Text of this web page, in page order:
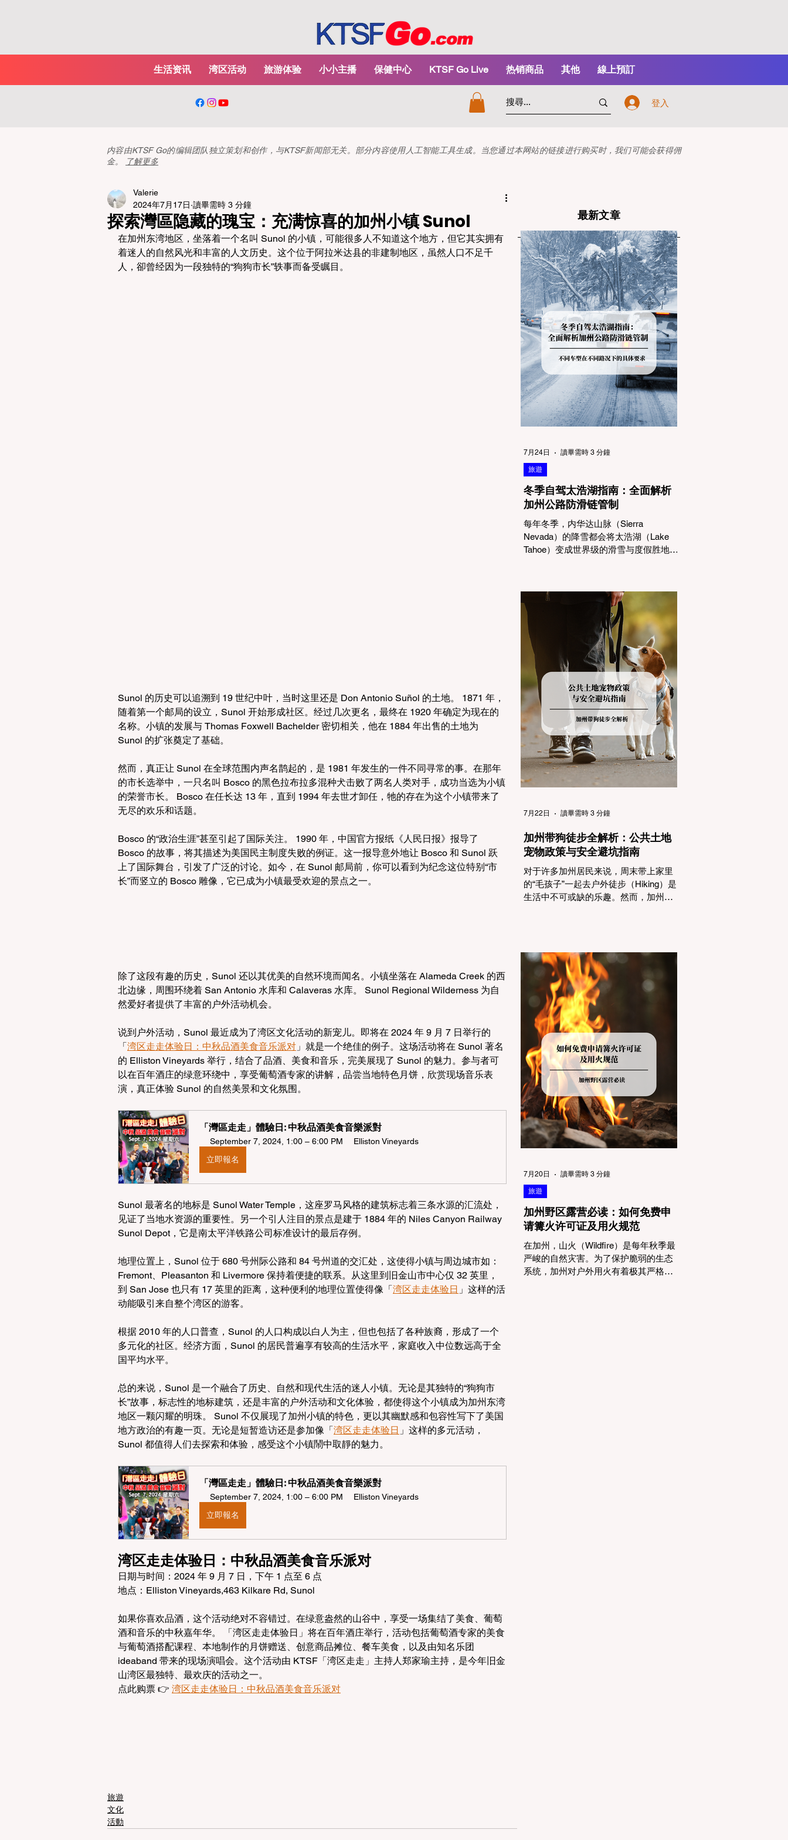
生活资讯 湾区活动 旅游体验 小小主播 保健中心 KTSF Go Live 热销商品 其他 線上預訂
登入
内容由KTSF Go的编辑团队独立策划和创作，与KTSF新闻部无关。部分内容使用人工智能工具生成。当您通过本网站的链接进行购买时，我们可能会获得佣
金。
了解更多
探索灣區隐藏的瑰宝：充满惊喜的加州小镇 Sunol
Valerie
2024年7月17日 讀畢需時 3 分鐘
在加州东湾地区，坐落着一个名叫 Sunol 的小镇，可能很多人不知道这个地方，但它其实拥有
着迷人的自然风光和丰富的人文历史。这个位于阿拉米达县的非建制地区，虽然人口不足千
人，卻曾经因为一段独特的“狗狗市长”轶事而备受瞩目。
Sunol 的历史可以追溯到 19 世纪中叶，当时这里还是 Don Antonio Suñol 的土地。 1871 年，
随着第一个邮局的设立，Sunol 开始形成社区。经过几次更名，最终在 1920 年确定为现在的
名称。小镇的发展与 Thomas Foxwell Bachelder 密切相关，他在 1884 年出售的土地为
Sunol 的扩张奠定了基础。
然而，真正让 Sunol 在全球范围内声名鹊起的，是 1981 年发生的一件不同寻常的事。在那年
的市长选举中，一只名叫 Bosco 的黑色拉布拉多混种犬击败了两名人类对手，成功当选为小镇
的荣誉市长。 Bosco 在任长达 13 年，直到 1994 年去世才卸任，牠的存在为这个小镇带来了
无尽的欢乐和话题。
Bosco 的“政治生涯”甚至引起了国际关注。 1990 年，中国官方报纸《人民日报》报导了
Bosco 的故事，将其描述为美国民主制度失败的例证。这一报导意外地让 Bosco 和 Sunol 跃
上了国际舞台，引发了广泛的讨论。如今，在 Sunol 邮局前，你可以看到为纪念这位特别“市
长”而竖立的 Bosco 雕像，它已成为小镇最受欢迎的景点之一。
除了这段有趣的历史，Sunol 还以其优美的自然环境而闻名。小镇坐落在 Alameda Creek 的西
北边缘，周围环绕着 San Antonio 水库和 Calaveras 水库。 Sunol Regional Wilderness 为自
然爱好者提供了丰富的户外活动机会。
说到户外活动，Sunol 最近成为了湾区文化活动的新宠儿。即将在 2024 年 9 月 7 日举行的
「湾区走走体验日：中秋品酒美食音乐派对 」就是一个绝佳的例子。这场活动将在 Sunol 著名
的 Elliston Vineyards 举行，结合了品酒、美食和音乐，完美展现了 Sunol 的魅力。参与者可
以在百年酒庄的绿意环绕中，享受葡萄酒专家的讲解，品尝当地特色月饼，欣赏现场音乐表
演，真正体验 Sunol 的自然美景和文化氛围。
「灣區走走」體驗日: 中秋品酒美食音樂派對
September 7, 2024, 1:00 – 6:00 PM
Elliston Vineyards
立即報名
Sunol 最著名的地标是 Sunol Water Temple，这座罗马风格的建筑标志着三条水源的汇流处，
见证了当地水资源的重要性。另一个引人注目的景点是建于 1884 年的 Niles Canyon Railway
Sunol Depot，它是南太平洋铁路公司标准设计的最后存例。
地理位置上，Sunol 位于 680 号州际公路和 84 号州道的交汇处，这使得小镇与周边城市如：
Fremont、Pleasanton 和 Livermore 保持着便捷的联系。从这里到旧金山市中心仅 32 英里，
到 San Jose 也只有 17 英里的距离，这种便利的地理位置使得像「湾区走走体验日 」这样的活
动能吸引来自整个湾区的游客。
根据 2010 年的人口普查，Sunol 的人口构成以白人为主，但也包括了各种族裔，形成了一个
多元化的社区。经济方面，Sunol 的居民普遍享有较高的生活水平，家庭收入中位数远高于全
国平均水平。
总的来说，Sunol 是一个融合了历史、自然和现代生活的迷人小镇。无论是其独特的“狗狗市
长”故事，标志性的地标建筑，还是丰富的户外活动和文化体验，都使得这个小镇成为加州东湾
地区一颗闪耀的明珠。 Sunol 不仅展现了加州小镇的特色，更以其幽默感和包容性写下了美国
地方政治的有趣一页。无论是短暂造访还是参加像「湾区走走体验日 」这样的多元活动，
Sunol 都值得人们去探索和体验，感受这个小镇鬧中取靜的魅力。
「灣區走走」體驗日: 中秋品酒美食音樂派對
September 7, 2024, 1:00 – 6:00 PM
Elliston Vineyards
立即報名
湾区走走体验日：中秋品酒美食音乐派对
日期与时间：2024 年 9 月 7 日，下午 1 点至 6 点
地点：Elliston Vineyards,463 Kilkare Rd, Sunol
如果你喜欢品酒，这个活动绝对不容错过。在绿意盎然的山谷中，享受一场集结了美食、葡萄
酒和音乐的中秋嘉年华。 「湾区走走体验日」将在百年酒庄举行，活动包括葡萄酒专家的美食
与葡萄酒搭配课程、本地制作的月饼赠送、创意商品摊位、餐车美食，以及由知名乐团
ideaband 带来的现场演唱会。这个活动由 KTSF「湾区走走」主持人郑家瑜主持，是今年旧金
山湾区最独特、最欢庆的活动之一。
点此购票 👉 湾区走走体验日：中秋品酒美食音乐派对
旅遊
文化
活動
最新文章
冬季自驾太浩湖指南：全面解析
加州公路防滑链管制
每年冬季，内华达山脉（Sierra
Nevada）的降雪都会将太浩湖（Lake
Tahoe）变成世界级的滑雪与度假胜地。
交通局 (Caltrans) 严格的防滑链管制
(Chain Controls)。 不了解这些规定，不
仅可能面临高额罚单或被公路巡警
（CHP）劝返，更可能在冰雪路面上引
发严重的安全事故。本文将为您系统解
析加州的防滑链政策，帮助您明确自己
的车型在不同路况下的具体要求，并为
出行做好充足准备。 一、 核心概念：看
懂加州 R1, R2, R3 管制级别 当恶劣天气
来袭，加州交通局会在公路上启动防滑
链管制，并通过电子路牌指示当前的管
制级别。加州采用三个递进的级别（R1
至R3）来规范通行车辆： R1 管制
(Requirement 1) 规定内容： 所有车辆必
须安装防滑链。 豁免条件： 乘用车
（Light Trucks）只要配备了雪地轮胎
旅遊
7月24日 讀畢需時 3 分鐘
加州带狗徒步全解析：公共土地
宠物政策与安全避坑指南
对于许多加州居民来说，周末带上家里
的“毛孩子”一起去户外徒步（Hiking）是
生活中不可或缺的乐趣。然而，加州拥
到了步道口才绝望地看到一块大大的
"No Dogs on Trail"（步道严禁犬只） 的
指示牌，这无疑会彻底毁掉整个周末。
为了避免“带狗碰壁”，您必须在出发前清
楚地了解不同公共土地系统对宠物政
策，掌握实用的路线筛选工具，并警惕
加州特有的野外环境隐患。 一、 破除宠
物政策管辖权迷雾：狗狗到底能去哪
里？ 加州的户外区域由不同的政府机构
管理，其核心保护目标决定了宠物政策
的严格程度。我们可以将其视为一条“从
严到宽”的鄙视链： 1. 极其严格：国家公
园 (National Parks) & 州立公园 (State
Parks) 政策基调： 优先保护原始生态与
野生动物。 实际规定： 在优胜美地、红
草甸
7月22日 讀畢需時 3 分鐘
加州野区露营必读：如何免费申
请篝火许可证及用火规范
在加州，山火（Wildfire）是每年秋季最
严峻的自然灾害。为了保护脆弱的生态
系统，加州对户外用火有着极其严格的
旅遊
7月20日 讀畢需時 3 分鐘